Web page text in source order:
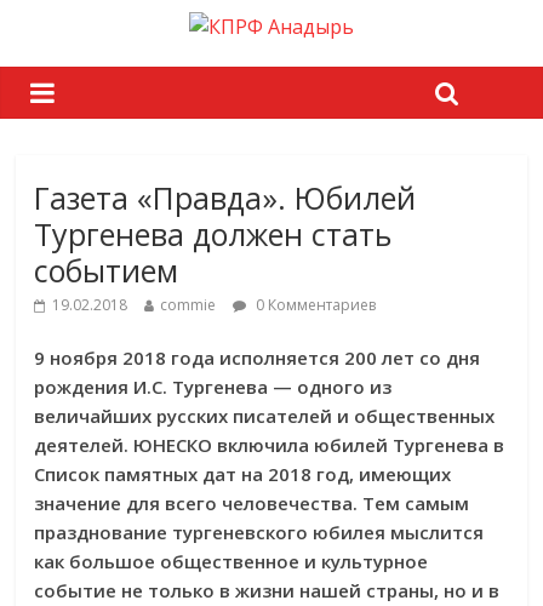
Газета «Правда». Юбилей
Тургенева должен стать
событием
19.02.2018 commie 0 Комментариев
9 ноября 2018 года исполняется 200 лет со дня
рождения И.С. Тургенева — одного из
величайших русских писателей и общественных
деятелей. ЮНЕСКО включила юбилей Тургенева в
Список памятных дат на 2018 год, имеющих
значение для всего человечества. Тем самым
празднование тургеневского юбилея мыслится
как большое общественное и культурное
событие не только в жизни нашей страны, но и в